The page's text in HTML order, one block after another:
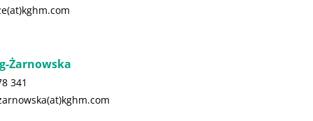
Żarnowska
341